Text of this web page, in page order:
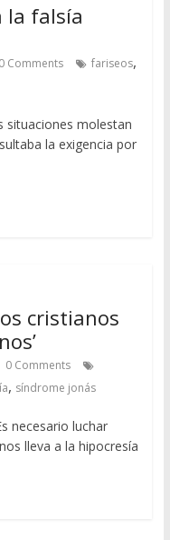
la falsía
0 Comments fariseos,
situaciones molestan
la exigencia por
cristianos
0 Comments
, síndrome jonás
necesario luchar
lleva a la hipocresía